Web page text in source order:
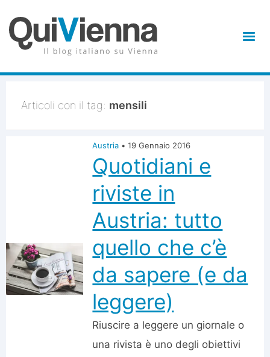
Articoli con il tag: mensili
Austria • 19 Gennaio 2016
Quotidiani e
riviste in
Austria: tutto
quello che c’è
da sapere (e da
leggere)
Riuscire a leggere un giornale o
una rivista è uno degli obiettivi